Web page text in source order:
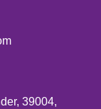
39004,